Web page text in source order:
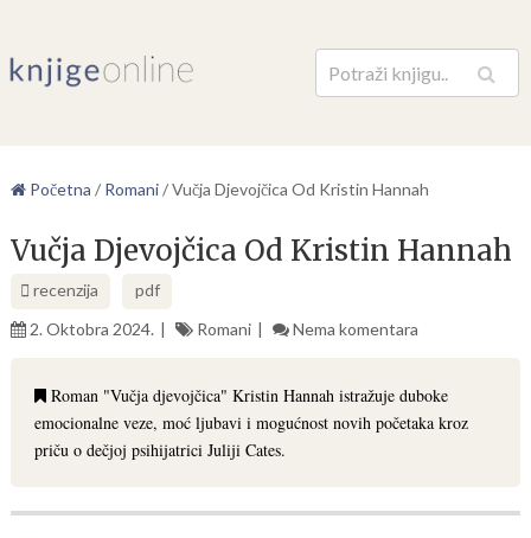
Pretraga
Početna / Romani/Vučja Djevojčica Od Kristin Hannah
Vučja Djevojčica Od Kristin Hannah
recenzija
pdf
2. Oktobra 2024.
Romani Nema komentara
Roman "Vučja djevojčica" Kristin Hannah istražuje duboke
emocionalne veze, moć ljubavi i mogućnost novih početaka kroz
priču o dečjoj psihijatrici Juliji Cates.